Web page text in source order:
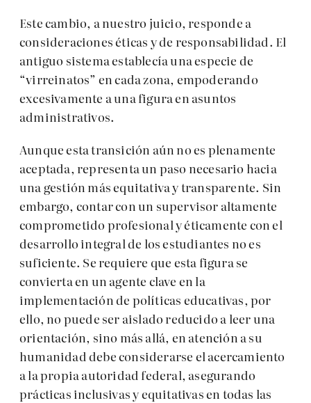
Este cambio, a nuestro juicio, responde a
consideraciones éticas y de responsabilidad. El
antiguo sistema establecía una especie de
“virreinatos” en cada zona, empoderando
excesivamente a una figura en asuntos
administrativos.
Aunque esta transición aún no es plenamente
aceptada, representa un paso necesario hacia
una gestión más equitativa y transparente. Sin
embargo, contar con un supervisor altamente
comprometido profesional y éticamente con el
desarrollo integral de los estudiantes no es
suficiente. Se requiere que esta figura se
convierta en un agente clave en la
implementación de políticas educativas, por
ello, no puede ser aislado reducido a leer una
orientación, sino más allá, en atención a su
humanidad debe considerarse el acercamiento
a la propia autoridad federal, asegurando
prácticas inclusivas y equitativas en todas las